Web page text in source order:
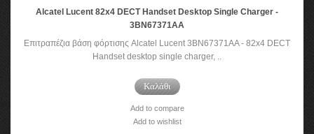
Alcatel Lucent 82x4 DECT Handset Desktop Single Charger -
3BN67371AA
Επιτραπέζια βάση φόρτισης Alcatel Lucent 3BN67371AA - 82x4 DECT
Handset desktop single charger, ..
Καλάθι
Add to compare
Add to wishlist